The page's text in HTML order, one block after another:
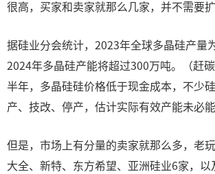
很高，买家和卖家就那么几家，并不需要扩
据硅业分会统计，2023年全球多晶硅产量
2024年多晶硅产能将超过300万吨。（赶
半年，多晶硅硅价格低于现金成本，不少
产、技改、停产，估计实际有效产能未必
但是，市场上有分量的卖家就那么多，老玩
大全、新特、东方希望、亚洲硅业6家，